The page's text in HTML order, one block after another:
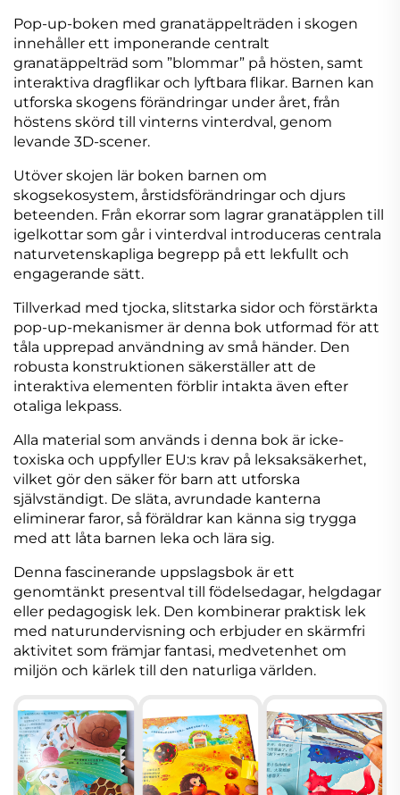
Pop-up-boken med granatäppelträden i skogen
innehåller ett imponerande centralt
granatäppelträd som ”blommar” på hösten, samt
interaktiva dragflikar och lyftbara flikar. Barnen kan
utforska skogens förändringar under året, från
höstens skörd till vinterns vinterdval, genom
levande 3D-scener.
Utöver skojen lär boken barnen om
skogsekosystem, årstidsförändringar och djurs
beteenden. Från ekorrar som lagrar granatäpplen till
igelkottar som går i vinterdval introduceras centrala
naturvetenskapliga begrepp på ett lekfullt och
engagerande sätt.
Tillverkad med tjocka, slitstarka sidor och förstärkta
pop-up-mekanismer är denna bok utformad för att
tåla upprepad användning av små händer. Den
robusta konstruktionen säkerställer att de
interaktiva elementen förblir intakta även efter
otaliga lekpass.
Alla material som används i denna bok är icke-
toxiska och uppfyller EU:s krav på leksaksäkerhet,
vilket gör den säker för barn att utforska
självständigt. De släta, avrundade kanterna
eliminerar faror, så föräldrar kan känna sig trygga
med att låta barnen leka och lära sig.
Denna fascinerande uppslagsbok är ett
genomtänkt presentval till födelsedagar, helgdagar
eller pedagogisk lek. Den kombinerar praktisk lek
med naturundervisning och erbjuder en skärmfri
aktivitet som främjar fantasi, medvetenhet om
miljön och kärlek till den naturliga världen.